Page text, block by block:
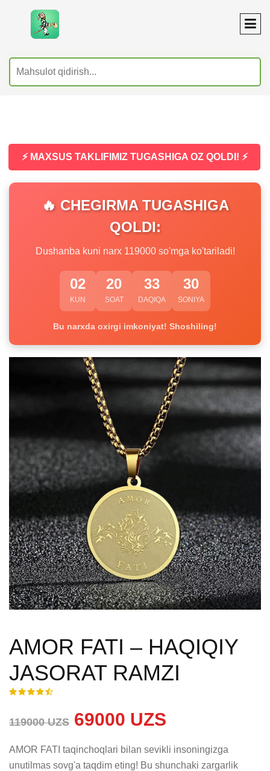
⚡ MAXSUS TAKLIFIMIZ TUGASHIGA OZ QOLDI! ⚡
🔥 CHEGIRMA TUGASHIGA
QOLDI:
Dushanba kuni narx 119000 so'mga ko'tariladi!
02
KUN
20
SOAT
33
DAQIQA
30
SONIYA
Bu narxda oxirgi imkoniyat! Shoshiling!
AMOR FATI – HAQIQIY
JASORAT RAMZI
119000 UZS 69000 UZS
AMOR FATI taqinchoqlari bilan sevikli insoningizga
unutilmas sovg'a taqdim eting! Bu shunchaki zargarlik